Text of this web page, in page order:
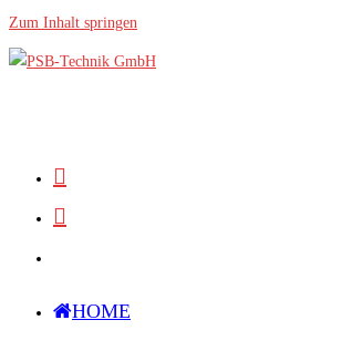
Zum Inhalt springen
HOME